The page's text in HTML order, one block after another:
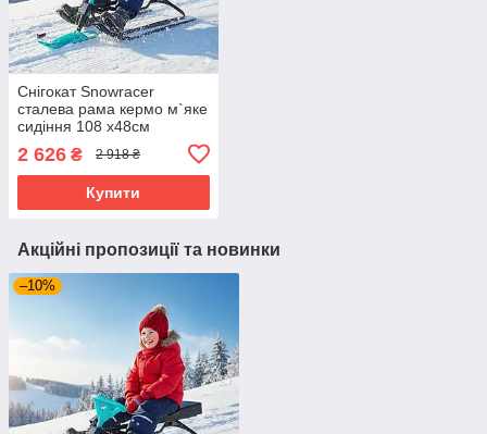
Снігокат Snowracer
сталева рама кермо м`яке
сидіння 108 х48см
2 626 ₴ 2 918 ₴
Купити
Акційні пропозиції та новинки
–10%